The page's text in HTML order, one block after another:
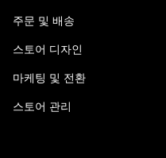
주문 및 배송
스토어 디자인
마케팅 및 전환
스토어 관리